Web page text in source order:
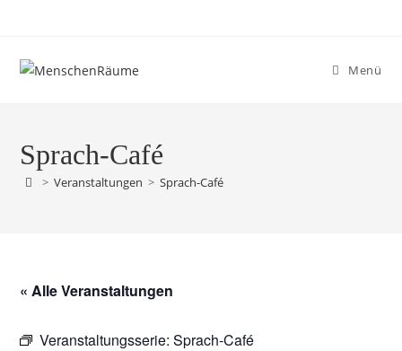
Menü
Sprach-Café
> Veranstaltungen > Sprach-Café
« Alle Veranstaltungen
Veranstaltungsserie:Sprach-Café